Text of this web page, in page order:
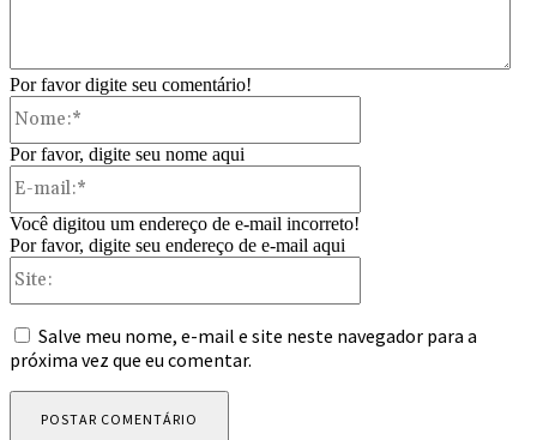
Por favor digite seu comentário!
Por favor, digite seu nome aqui
Você digitou um endereço de e-mail incorreto!
Por favor, digite seu endereço de e-mail aqui
Salve meu nome, e-mail e site neste navegador para a
próxima vez que eu comentar.